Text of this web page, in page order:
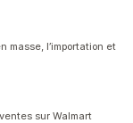
masse, l’importation et
sur Walmart